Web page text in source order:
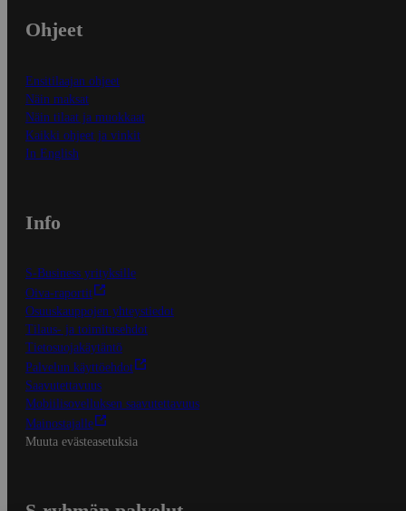
Ohjeet
Ensitilaajan ohjeet
Näin maksat
Näin tilaat ja muokkaat
Kaikki ohjeet ja vinkit
In English
Info
S-Business yrityksille
Oiva-raportit
Osuuskauppojen yhteystiedot
Tilaus- ja toimitusehdot
Tietosuojakäytäntö
Palvelun käyttöehdot
Saavutettavuus
Mobiilisovelluksen saavutettavuus
Mainostajalle
Muuta evästeasetuksia